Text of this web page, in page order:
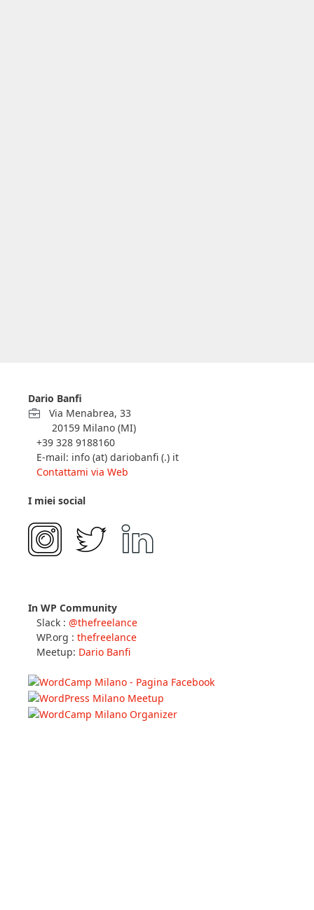
Dario Banfi
Via Menabrea, 33
20159 Milano (MI)
+39 328 9188160
E-mail: info (at) dariobanfi (.) it
Contattami via Web
I miei social
In WP Community
Slack : @thefreelance
WP.org : thefreelance
Meetup: Dario Banfi